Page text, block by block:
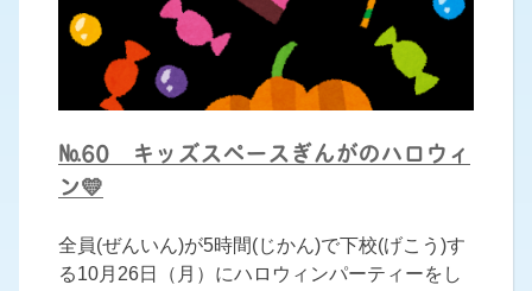
№60 キッズスペースぎんがのハロウィ
ン💛
全員(ぜんいん)が5時間(じかん)で下校(げこう)す
る10月26日（月）にハロウィンパーティーをし